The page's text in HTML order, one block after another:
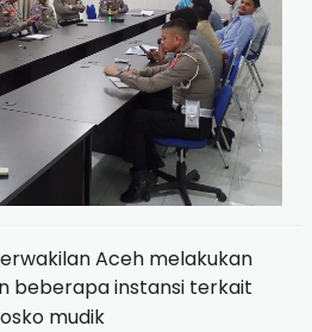
Aceh melakukan
beberapa instansi terkait
mudik